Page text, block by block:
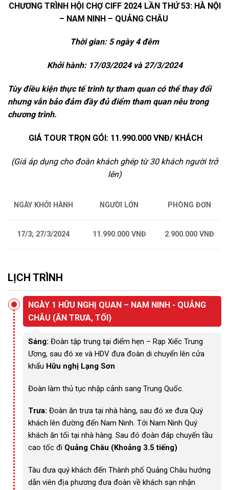
CHƯƠNG TRÌNH HỘI CHỢ CIFF 2024 LẦN THỨ 53: HÀ NỘI
– NAM NINH – QUẢNG CHÂU
Thời gian: 5 ngày 4 đêm
Khởi hành: 17/03/2024 và 27/3/2024
Tùy điều kiện thực tế trình tự tham quan có thể thay đổi
nhưng vẫn bảo đảm đầy đủ điểm tham quan nêu trong
chương trình.
GIÁ TOUR TRỌN GÓI: 11.990.000 VNĐ/ KHÁCH
(Giá áp dụng cho đoàn khách ghép từ 30 khách người trở
lên)
NGÀY KHỞI HÀNH NGƯỜI LỚN PHÒNG ĐƠN
17/3; 27/3/2024 11.990.000 VNĐ 2.900.000 VNĐ
LỊCH TRÌNH
NGÀY 1 HỮU NGHỊ QUAN – NAM NINH - QUẢNG
CHÂU (ĂN TRƯA, TỐI)
Sáng: Đoàn tập trung tại điểm hẹn – Rạp Xiếc Trung
Ương, sau đó xe và HDV đưa đoàn di chuyển lên cửa
khẩu Hữu nghị Lạng Sơn
Đoàn làm thủ tục nhập cảnh sang Trung Quốc.
Trưa: Đoàn ăn trưa tại nhà hàng, sau đó xe đưa Quý
khách lên đường đến Nam Ninh. Tới Nam Ninh Quý
khách ăn tối tại nhà hàng. Sau đó đoàn đáp chuyến tầu
cao tốc đi Quảng Châu (Khoảng 3.5 tiếng)
Tàu đưa quý khách đến Thành phố Quảng Châu hướng
dẫn viên địa phương đưa đoàn về khách sạn nhận